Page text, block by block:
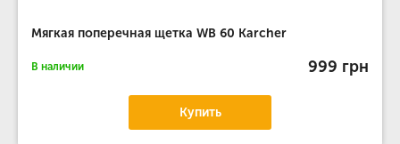
Мягкая поперечная щетка WB 60 Karcher
В наличии 999 грн
Купить